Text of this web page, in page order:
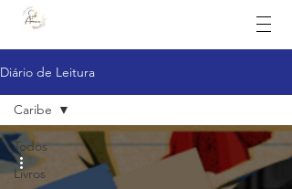
Diário de Leitura
Todos
Livros
Caribe